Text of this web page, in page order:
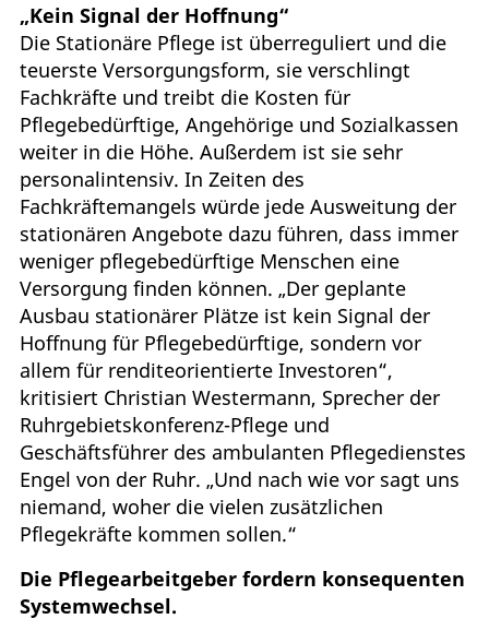
„Kein Signal der Hoffnung“
Die Stationäre Pflege ist überreguliert und die
teuerste Versorgungsform, sie verschlingt
Fachkräfte und treibt die Kosten für
Pflegebedürftige, Angehörige und Sozialkassen
weiter in die Höhe. Außerdem ist sie sehr
personalintensiv. In Zeiten des
Fachkräftemangels würde jede Ausweitung der
stationären Angebote dazu führen, dass immer
weniger pflegebedürftige Menschen eine
Versorgung finden können. „Der geplante
Ausbau stationärer Plätze ist kein Signal der
Hoffnung für Pflegebedürftige, sondern vor
allem für renditeorientierte Investoren“,
kritisiert Christian Westermann, Sprecher der
Ruhrgebietskonferenz-Pflege und
Geschäftsführer des ambulanten Pflegedienstes
Engel von der Ruhr. „Und nach wie vor sagt uns
niemand, woher die vielen zusätzlichen
Pflegekräfte kommen sollen.“
Die Pflegearbeitgeber fordern konsequenten
Systemwechsel.